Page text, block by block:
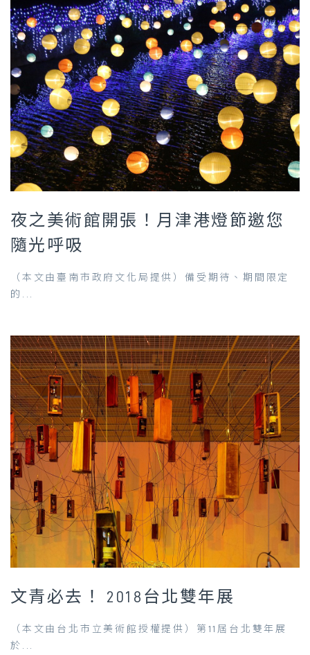
夜之美術館開張！月津港燈節邀您
隨光呼吸
（本文由臺南市政府文化局提供）備受期待、期間限定
的...
文青必去！ 2018台北雙年展
（本文由台北市立美術館授權提供）第11屆台北雙年展
於...